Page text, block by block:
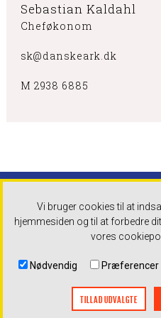
Sebastian Kaldahl
Cheføkonom
sk@danskeark.dk
M 2938 6885
Tlf: +45 32 83 05 00
torsdag 9-16:30 Fredag 9-16
Mail: info@danskeark.dk
Databeskyttelse,
disclaimer og
Vi bruger cookies til at
hjemmesiden og til at forbedre
vores
Nødvendig Præferencer
TILLAD UDVALGTE